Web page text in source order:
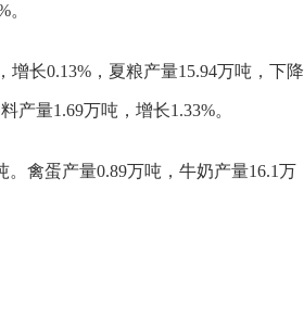
长0.13%，夏粮产量15.94万吨，下降
产量1.69万吨，增长1.33%。
禽蛋产量0.89万吨，牛奶产量16.1万